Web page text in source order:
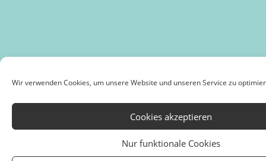
Wir verwenden Cookies, um unsere Website und unseren Service zu
Cookies akzeptieren
Nur funktionale Cookies